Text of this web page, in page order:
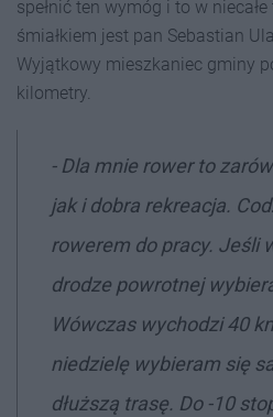
spełnić ten wymóg i to w
śmiałkiem jest pan Sebastian
Wyjątkowy mieszkaniec gminy
kilometry.
- Dla mnie rower to
jak i dobra rekreacja.
rowerem do pracy. Jeśli
drodze powrotnej
Wówczas wychodzi 40
niedzielę wybieram się
dłuższą trasę. Do -10